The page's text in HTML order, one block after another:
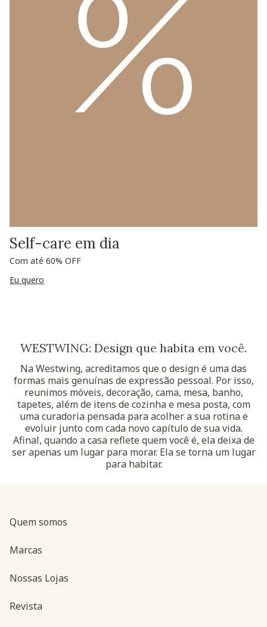
Self-care em dia
Com até 60% OFF
Eu quero
WESTWING: Design que habita em você.
Na Westwing, acreditamos que o design é uma das
formas mais genuínas de expressão pessoal. Por isso,
reunimos móveis, decoração, cama, mesa, banho,
tapetes, além de itens de cozinha e mesa posta, com
uma curadoria pensada para acolher a sua rotina e
evoluir junto com cada novo capítulo de sua vida.
Afinal, quando a casa reflete quem você é, ela deixa de
ser apenas um lugar para morar. Ela se torna um lugar
para habitar.
Quem somos
Marcas
Nossas Lojas
Revista